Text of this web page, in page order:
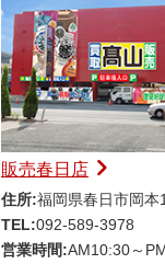
販売春日店
住所:福岡県春日市岡本
TEL:092-589-3978
営業時間:AM10:30～